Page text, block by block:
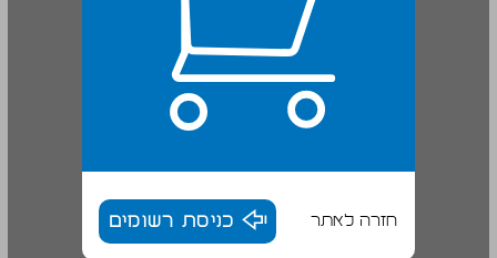
חזרה לאתר כניסת רשומים